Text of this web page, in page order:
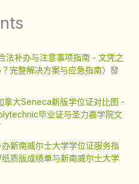
法补办与注意事项指南 - 文凭之
完整解决方案与应急指南〉發
拿大Seneca新版学位证对比图 -
毕业证与圣力嘉学院文
新南威尔士大学学位证服务指
质版成绩单与新南威尔士大学